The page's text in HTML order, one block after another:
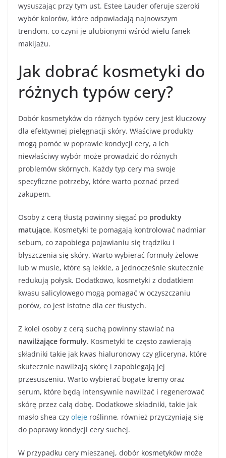
wysuszając przy tym ust. Estee Lauder oferuje szeroki
wybór kolorów, które odpowiadają najnowszym
trendom, co czyni je ulubionymi wśród wielu fanek
makijażu.
Jak dobrać kosmetyki do
różnych typów cery?
Dobór kosmetyków do różnych typów cery jest kluczowy
dla efektywnej pielęgnacji skóry. Właściwe produkty
mogą pomóc w poprawie kondycji cery, a ich
niewłaściwy wybór może prowadzić do różnych
problemów skórnych. Każdy typ cery ma swoje
specyficzne potrzeby, które warto poznać przed
zakupem.
Osoby z cerą tłustą powinny sięgać po produkty
matujące. Kosmetyki te pomagają kontrolować nadmiar
sebum, co zapobiega pojawianiu się trądziku i
błyszczenia się skóry. Warto wybierać formuły żelowe
lub w musie, które są lekkie, a jednocześnie skutecznie
redukują połysk. Dodatkowo, kosmetyki z dodatkiem
kwasu salicylowego mogą pomagać w oczyszczaniu
porów, co jest istotne dla cer tłustych.
Z kolei osoby z cerą suchą powinny stawiać na
nawilżające formuły. Kosmetyki te często zawierają
składniki takie jak kwas hialuronowy czy gliceryna, które
skutecznie nawilżają skórę i zapobiegają jej
przesuszeniu. Warto wybierać bogate kremy oraz
serum, które będą intensywnie nawilżać i regenerować
skórę przez całą dobę. Dodatkowe składniki, takie jak
masło shea czy oleje roślinne, również przyczyniają się
do poprawy kondycji cery suchej.
W przypadku cery mieszanej, dobór kosmetyków może